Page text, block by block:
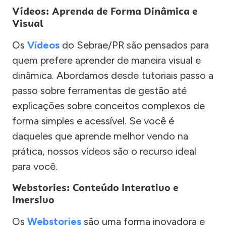
Vídeos: Aprenda de Forma Dinâmica e
Visual
Os Vídeos do Sebrae/PR são pensados para
quem prefere aprender de maneira visual e
dinâmica. Abordamos desde tutoriais passo a
passo sobre ferramentas de gestão até
explicações sobre conceitos complexos de
forma simples e acessível. Se você é
daqueles que aprende melhor vendo na
prática, nossos vídeos são o recurso ideal
para você.
Webstories: Conteúdo Interativo e
Imersivo
Os Webstories são uma forma inovadora e